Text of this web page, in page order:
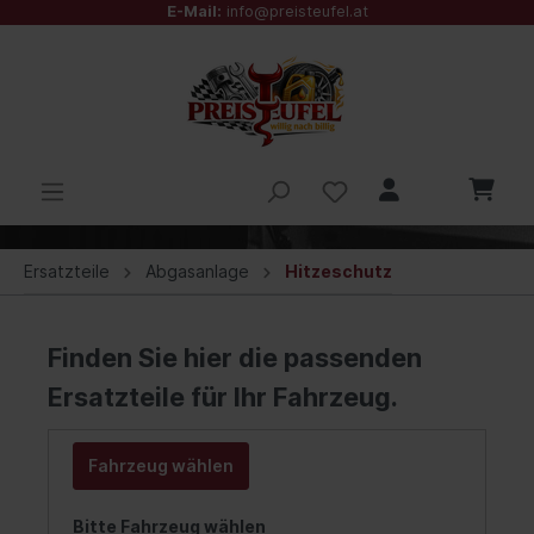
E-Mail: info@preisteufel.at
Ersatzteile Abgasanlage Hitzeschutz
Finden Sie hier die passenden
Ersatzteile für Ihr Fahrzeug.
Fahrzeug wählen
Bitte Fahrzeug wählen